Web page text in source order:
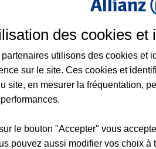
à Balbigny et
des cookies et
partenaires utilisons des cookies et
sur le site. Ces cookies et
site, en mesurer la fréquentation,
le bouton "Accepter" vous
pouvez aussi modifier vos choix à